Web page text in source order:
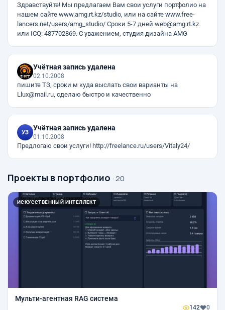
Здравствуйте! Мы предлагаем Вам свои услуги портфолио на
нашем сайте www.amg.rt.kz/studio, или на сайте www.free-
lancers.net/users/amg_studio/ Сроки 5-7 дней web@amg.rt.kz
или ICQ: 487702869. C уважением, студия дизайна AMG
Учётная запись удалена
02.10.2008
пишите ТЗ, сроки м куда выслать свои варианты на
Llux@mail.ru, сделаю быстро и качественно
Учётная запись удалена
01.10.2008
Предлогаю свои услуги! http://freelance.ru/users/Vitaly24/
Проекты в портфолио · 20
ИСКУССТВЕННЫЙ ИНТЕЛЛЕКТ
Мульти-агентная RAG система
142 0